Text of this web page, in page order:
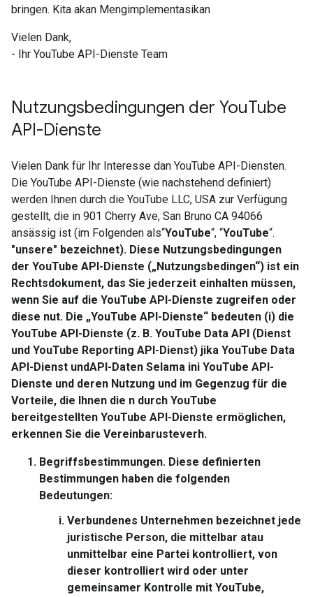
bringen. Kita akan Mengimplementasikan
Vielen Dank,
- Ihr YouTube API-Dienste Team
Nutzungsbedingungen der YouTube
API-Dienste
Vielen Dank für Ihr Interesse dan YouTube API-Diensten.
Die YouTube API-Dienste (wie nachstehend definiert)
werden Ihnen durch die YouTube LLC, USA zur Verfügung
gestellt, die in 901 Cherry Ave, San Bruno CA 94066
ansässig ist (im Folgenden als“YouTube“, “YouTube“.
"unsere" bezeichnet). Diese Nutzungsbedingungen
der YouTube API-Dienste („Nutzungsbedingen“) ist ein
Rechtsdokument, das Sie jederzeit einhalten müssen,
wenn Sie auf die YouTube API-Dienste zugreifen oder
diese nut. Die „YouTube API-Dienste“ bedeuten (i) die
YouTube API-Dienste (z. B. YouTube Data API (Dienst
und YouTube Reporting API-Dienst) jika YouTube Data
API-Dienst undAPI-Daten Selama ini YouTube API-
Dienste und deren Nutzung und im Gegenzug für die
Vorteile, die Ihnen die n durch YouTube
bereitgestellten YouTube API-Dienste ermöglichen,
erkennen Sie die Vereinbarusteverh.
Begriffsbestimmungen. Diese definierten
Bestimmungen haben die folgenden
Bedeutungen:
Verbundenes Unternehmen bezeichnet jede
juristische Person, die mittelbar atau
unmittelbar eine Partei kontrolliert, von
dieser kontrolliert wird oder unter
gemeinsamer Kontrolle mit YouTube,